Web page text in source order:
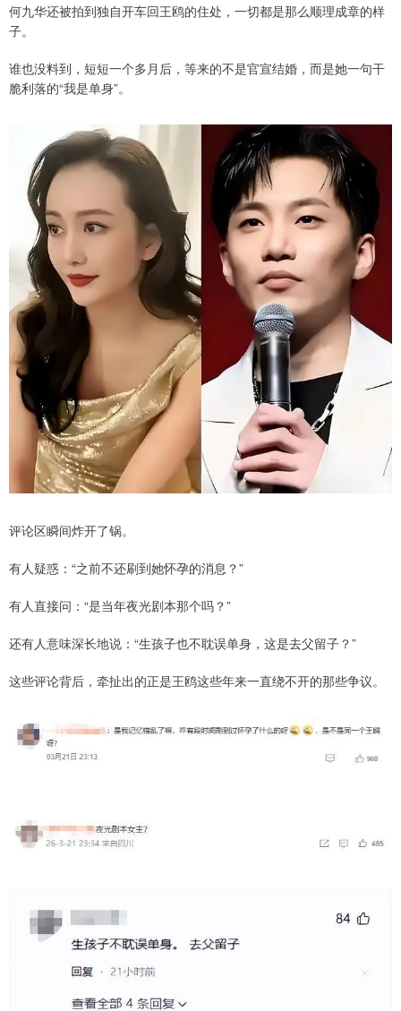
何九华还被拍到独自开车回王鸥的住处，一切都是那么顺理成章的样
子。
谁也没料到，短短一个多月后，等来的不是官宣结婚，而是她一句干
脆利落的“我是单身”。
评论区瞬间炸开了锅。
有人疑惑：“之前不还刷到她怀孕的消息？”
有人直接问：“是当年夜光剧本那个吗？”
还有人意味深长地说：“生孩子也不耽误单身，这是去父留子？”
这些评论背后，牵扯出的正是王鸥这些年来一直绕不开的那些争议。